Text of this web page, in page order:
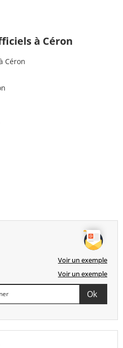
à Céron
Céron
Voir un exemple
Voir un exemple